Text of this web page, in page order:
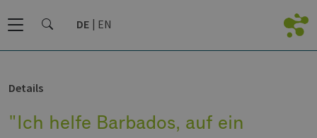
DE EN
Details
"Ich helfe Barbados, auf ein